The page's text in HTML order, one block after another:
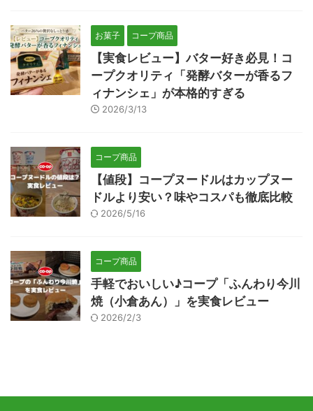
お菓子 コープ商品
【実食レビュー】バター好き必見！コ
ープクオリティ「発酵バターが香るフ
ィナンシェ」が本格的すぎる
2026/3/13
コープ商品
【値段】コープヌードルはカップヌー
ドルより安い？味やコスパも徹底比較
2026/5/16
コープ商品
手軽でおいしい♪コープ「ふんわり今川
焼（小倉あん）」を実食レビュー
2026/2/3